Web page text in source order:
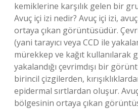
kemiklerine karşılık gelen bir
Avuç içi izi nedir? Avuç içi izi,
ortaya çıkan görüntüsüdür.
(yani tarayıcı veya CCD ile
mürekkep ve kağıt kullanılarak
yakalandığı çevrimdışı bir
birincil çizgilerden,
epidermal sırtlardan oluşur.
bölgesinin ortaya çıkan